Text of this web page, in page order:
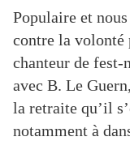
Populaire et
contre la volonté
chanteur de fest-
avec B. Le Guern,
la retraite qu’il
notamment à